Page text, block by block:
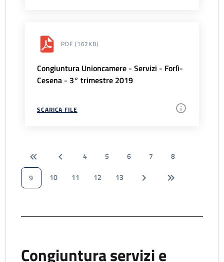
PDF (162KB)
Congiuntura Unioncamere - Servizi - Forlì-
Cesena - 3° trimestre 2019
SCARICA FILE
4 5 6 7
8
9
10 11 12 13
Congiuntura servizi e